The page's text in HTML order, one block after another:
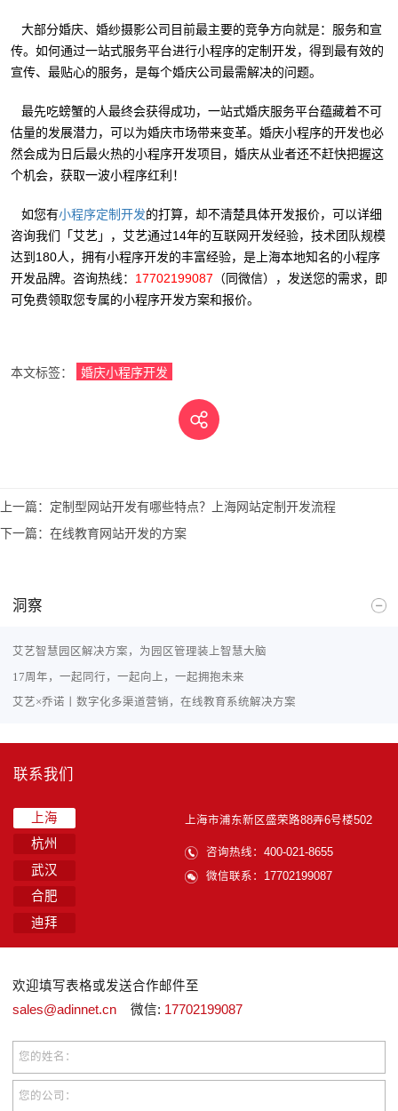
大部分婚庆、婚纱摄影公司目前最主要的竞争方向就是：服务和宣
传。如何通过一站式服务平台进行小程序的定制开发，得到最有效的
宣传、最贴心的服务，是每个婚庆公司最需解决的问题。
最先吃螃蟹的人最终会获得成功，一站式婚庆服务平台蕴藏着不可
估量的发展潜力，可以为婚庆市场带来变革。婚庆小程序的开发也必
然会成为日后最火热的小程序开发项目，婚庆从业者还不赶快把握这
个机会，获取一波小程序红利！
如您有小程序定制开发的打算，却不清楚具体开发报价，可以详细
咨询我们「艾艺」，艾艺通过14年的互联网开发经验，技术团队规模
达到180人，拥有小程序开发的丰富经验，是上海本地知名的小程序
开发品牌。咨询热线： 17702199087 （同微信），发送您的需求，即
可免费领取您专属的小程序开发方案和报价。
本文标签： 婚庆小程序开发
上一篇： 定制型网站开发有哪些特点？上海网站定制开发流程
下一篇： 在线教育网站开发的方案
洞察
艾艺智慧园区解决方案，为园区管理装上智慧大脑
17周年，一起同行，一起向上，一起拥抱未来
艾艺×乔诺丨数字化多渠道营销，在线教育系统解决方案
联系我们
上海
杭州
武汉
合肥
迪拜
上海市浦东新区盛荣路88弄6号楼502
咨询热线：400-021-8655
微信联系：17702199087
欢迎填写表格或发送合作邮件至
sales@adinnet.cn 微信: 17702199087
您的姓名：
您的公司：